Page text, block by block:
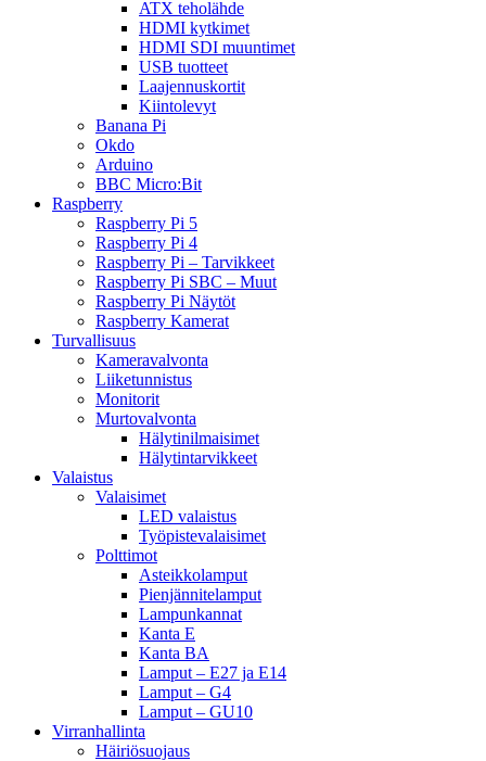
ATX teholähde
HDMI kytkimet
HDMI SDI muuntimet
USB tuotteet
Laajennuskortit
Kiintolevyt
Banana Pi
Okdo
Arduino
BBC Micro:Bit
Raspberry
Raspberry Pi 5
Raspberry Pi 4
Raspberry Pi – Tarvikkeet
Raspberry Pi SBC – Muut
Raspberry Pi Näytöt
Raspberry Kamerat
Turvallisuus
Kameravalvonta
Liiketunnistus
Monitorit
Murtovalvonta
Hälytinilmaisimet
Hälytintarvikkeet
Valaistus
Valaisimet
LED valaistus
Työpistevalaisimet
Polttimot
Asteikkolamput
Pienjännitelamput
Lampunkannat
Kanta E
Kanta BA
Lamput – E27 ja E14
Lamput – G4
Lamput – GU10
Virranhallinta
Häiriösuojaus